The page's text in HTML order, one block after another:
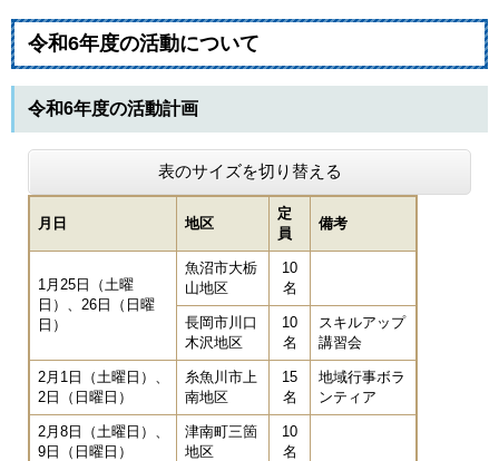
令和6年度の活動について
令和6年度の活動計画
表のサイズを切り替える
月日 地区
定
員
備考
1月25日（土曜
日）、26日（日曜
日）
魚沼市大栃
山地区
10
名
長岡市川口
木沢地区
10
名
スキルアップ
講習会
2月1日（土曜日）、
2日（日曜日）
糸魚川市上
南地区
15
名
地域行事ボラ
ンティア
2月8日（土曜日）、
9日（日曜日）
津南町三箇
地区
10
名